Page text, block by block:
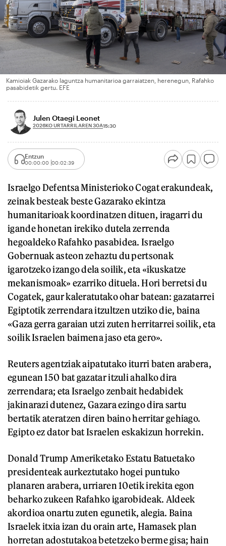
Kamioiak Gazarako laguntza humanitarioa garraiatzen, herenegun, Rafahko
pasabidetik gertu. EFE
Julen Otaegi Leonet
2026KO URTARRILAREN 30A15:30
Entzun
00:00:00 00:02:39
Israelgo Defentsa Ministerioko Cogat erakundeak,
zeinak besteak beste Gazarako ekintza
humanitarioak koordinatzen dituen, iragarri du
igande honetan irekiko dutela zerrenda
hegoaldeko Rafahko pasabidea. Israelgo
Gobernuak asteon zehaztu du pertsonak
igarotzeko izango dela soilik, eta «ikuskatze
mekanismoak» ezarriko dituela. Hori berretsi du
Cogatek, gaur kaleratutako ohar batean: gazatarrei
Egiptotik zerrendara itzultzen utziko die, baina
«Gaza gerra garaian utzi zuten herritarrei soilik, eta
soilik Israelen baimena jaso eta gero».
Reuters agentziak aipatutako iturri baten arabera,
egunean 150 bat gazatar itzuli ahalko dira
zerrendara; eta Israelgo zenbait hedabidek
jakinarazi dutenez, Gazara ezingo dira sartu
bertatik ateratzen diren baino herritar gehiago.
Egipto ez dator bat Israelen eskakizun horrekin.
Donald Trump Ameriketako Estatu Batuetako
presidenteak aurkeztutako hogei puntuko
planaren arabera, urriaren 10etik irekita egon
beharko zukeen Rafahko igarobideak. Aldeek
akordioa onartu zuten egunetik, alegia. Baina
Israelek itxia izan du orain arte, Hamasek plan
horretan adostutakoa betetzeko berme gisa; hain